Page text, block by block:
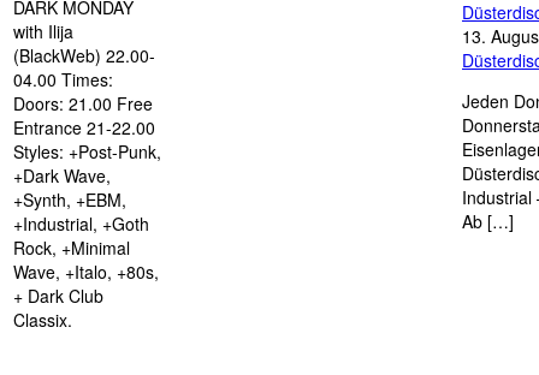
DARK MONDAY
with Ilija
(BlackWeb) 22.00-
04.00 Times:
Doors: 21.00 Free
Entrance 21-22.00
Styles: +Post-Punk,
+Dark Wave,
+Synth, +EBM,
+Industrial, +Goth
Rock, +Minimal
Wave, +Italo, +80s,
+ Dark Club
Classix.
13.
Jeden
Industrial
Ab […]